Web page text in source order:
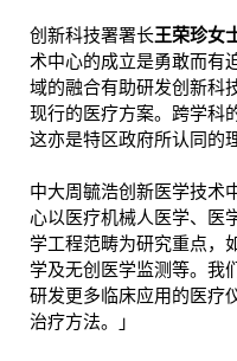
创新科技署署长王荣珍女
术中心的成立是勇敢而有
域的融合有助研发创新科
现行的医疗方案。跨学科
这亦是特区政府所认同的
中大周毓浩创新医学技术
心以医疗机械人医学、医
学工程范畴为研究重点，
学及无创医学监测等。我
研发更多临床应用的医疗
治疗方法。」